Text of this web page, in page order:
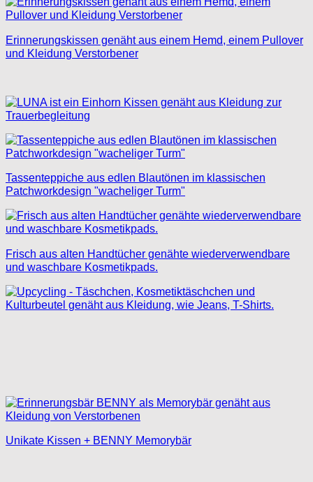
Erinnerungskissen genäht aus einem Hemd, einem Pullover
und Kleidung Verstorbener
Tassenteppiche aus edlen Blautönen im klassischen
Patchworkdesign "wacheliger Turm"
Frisch aus alten Handtücher genähte wiederverwendbare
und waschbare Kosmetikpads.
Unikate Kissen + BENNY Memorybär